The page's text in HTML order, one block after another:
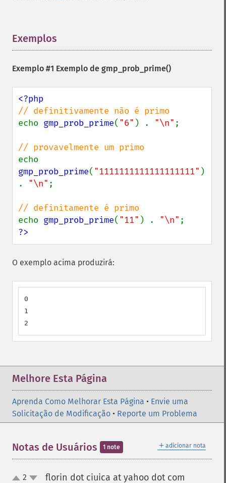
Exemplos
Exemplo #1 Exemplo de gmp_prob_prime()
echo gmp_prob_prime( "6" ) . "\n" ;
gmp_prob_prime( "1111111111111111111" )
. "\n" ;
echo gmp_prob_prime( "11" ) . "\n"
?>
O exemplo acima produzirá:
0
1
2
Melhore Esta Página
Aprenda Como Melhorar Esta Página • Envie uma
Solicitação de Modificação • Reporte um Problema
＋ adicionar nota
Notas de Usuários 1 note
2 florin dot ciuica at yahoo dot com